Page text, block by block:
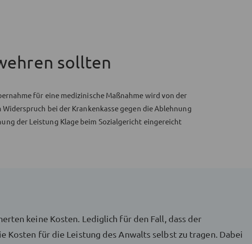
sollten
für eine medizinische Maßnahme wird von der
bei der Krankenkasse gegen die Ablehnung
der Leistung Klage beim Sozialgericht eingereicht
keine Kosten. Lediglich für den Fall, dass der
für die Leistung des Anwalts selbst zu tragen. Dabei